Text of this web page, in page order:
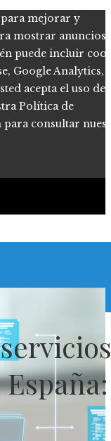
mejorar y
mostrar anuncios
puede incluir
Google Analytics,
acepta el uso de
Política de
consultar